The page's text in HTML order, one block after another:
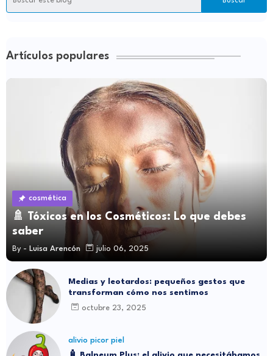
Artículos populares
cosmética
🚿 Tóxicos en los Cosméticos: Lo que debes
saber
By - Luisa Arencón julio 06, 2025
Medias y leotardos: pequeños gestos que
transforman cómo nos sentimos
octubre 23, 2025
alivio picor piel